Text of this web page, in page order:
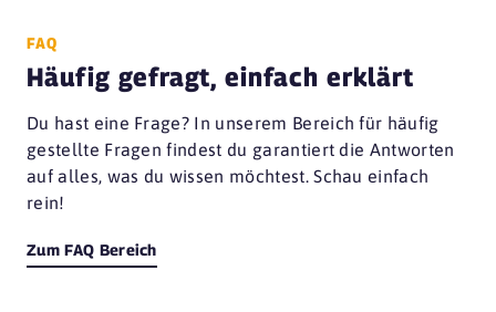
FAQ
Häufig gefragt, einfach erklärt
Du hast eine Frage? In unserem Bereich für häufig
gestellte Fragen findest du garantiert die Antworten
auf alles, was du wissen möchtest. Schau einfach
rein!
Zum FAQ Bereich